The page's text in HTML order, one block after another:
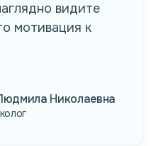
видите
мотивация к
Николаевна